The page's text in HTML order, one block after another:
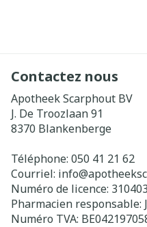
Contactez nous
Apotheek Scarphout BV
J. De Troozlaan 91
8370 Blankenberge
Téléphone: 050 41 21 62
Courriel: info@
Numéro de licence: 310403
Pharmacien responsable:
Numéro TVA: